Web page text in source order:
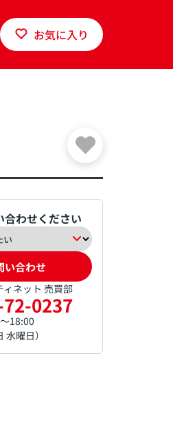
お気に入り
合わせください
い合わせ
ネット 売買部
0237
18:00
水曜日）